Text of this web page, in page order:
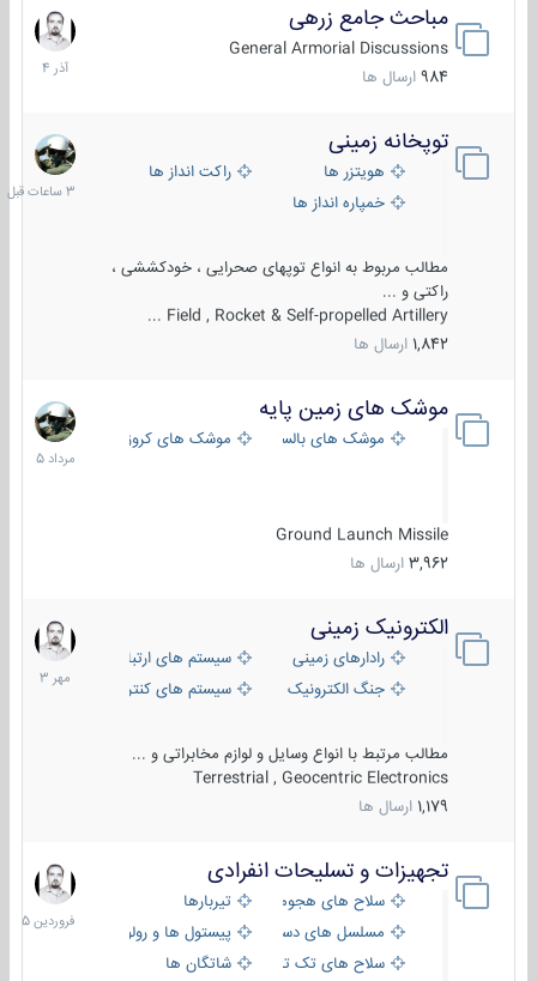
مباحث جامع زرهی
General Armorial Discussions
984 ارسال ها
7
آذر
1404
توپخانه زمینی
هویتزر ها
راکت انداز ها
خمپاره انداز ها
مطالب مربوط به انواع توپهای صحرایی ، خودکششی ،
راکتی و ...
Field , Rocket & Self-propelled Artillery ...
1,842 ارسال ها
3
ساعات
قبل
موشک های زمین پایه
موشک های بالستیک موشک های کروز
Ground Launch Missile
3,962 ارسال ها
2
مرداد
1405
الکترونیک زمینی
رادارهای زمینی
سیستم های ارتباطی و جمع آوری
جنگ الکترونیک
سیستم های کنترل آتش و تجهیزات
مطالب مرتبط با انواع وسایل و لوازم مخابراتی و ...
Terrestrial , Geocentric Electronics
1,179 ارسال ها
1
مهر
1403
تجهیزات و تسلیحات انفرادی
سلاح های هجومی
تیربارها
مسلسل های دستی
پیستول ها و رولورها
سلاح های تک تیر اندازیشاتگان ها
17
فروردین
1405